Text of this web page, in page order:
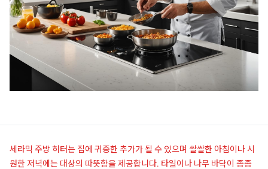
세라믹 주방 히터는 집에 귀중한 추가가 될 수 있으며 쌀쌀한 아침이나 시
원한 저녁에는 대상의 따뜻함을 제공합니다. 타일이나 나무 바닥이 종종